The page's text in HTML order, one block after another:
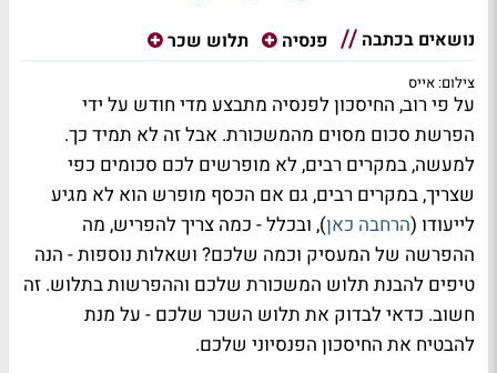
נושאים בכתבה פנסיה תלוש שכר
צילום: אייס
על פי רוב, החיסכון לפנסיה מתבצע מדי חודש על ידי
הפרשת סכום מסוים מהמשכורת. אבל זה לא תמיד כך.
למעשה, במקרים רבים, לא מופרשים לכם סכומים כפי
שצריך, במקרים רבים, גם אם הכסף מופרש הוא לא מגיע
לייעודו (הרחבה כאן), ובכלל - כמה צריך להפריש, מה
ההפרשה של המעסיק וכמה שלכם? ושאלות נוספות - הנה
טיפים להבנת תלוש המשכורת שלכם וההפרשות בתלוש. זה
חשוב. כדאי לבדוק את תלוש השכר שלכם - על מנת
להבטיח את החיסכון הפנסיוני שלכם.